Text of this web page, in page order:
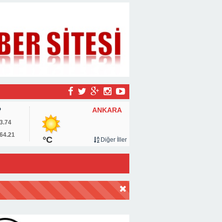
ANKARA
°C Diğer İller